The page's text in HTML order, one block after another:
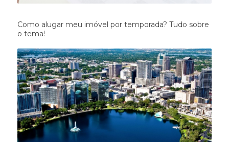
Como alugar meu imóvel por temporada? Tudo sobre
o tema!